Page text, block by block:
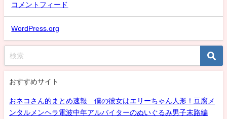
コメントフィード
WordPress.org
おすすめサイト
おネコさん的まとめ速報 僕の彼女はエリーちゃん人形！豆腐メ
ンタルメンヘラ電波中年アルバイターのぬいぐるみ男子末路編